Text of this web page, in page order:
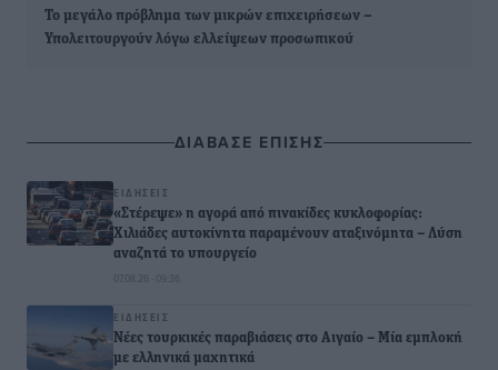
Το μεγάλο πρόβλημα των μικρών επιχειρήσεων –
Υπολειτουργούν λόγω ελλείψεων προσωπικού
ΔΙΑΒΑΣΕ ΕΠΙΣΗΣ
ΕΙΔΉΣΕΙΣ
«Στέρεψε» η αγορά από πινακίδες κυκλοφορίας:
Χιλιάδες αυτοκίνητα παραμένουν αταξινόμητα – Λύση
αναζητά το υπουργείο
07.08.26 · 09:36
ΕΙΔΉΣΕΙΣ
Νέες τουρκικές παραβιάσεις στο Αιγαίο – Μία εμπλοκή
με ελληνικά μαχητικά